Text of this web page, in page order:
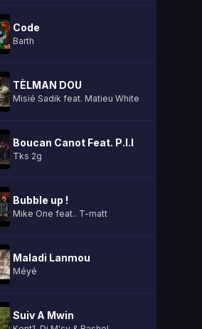
Code
Barth
TÈLMAN DOU
Misié Sadik feat. Matieu White
Boucan Canot Feat. P.l.l
Tks 2g
Bubble up !
Mike One feat.. T-matt
Maladi Lanmou
Méyé
Suiv A Mwin